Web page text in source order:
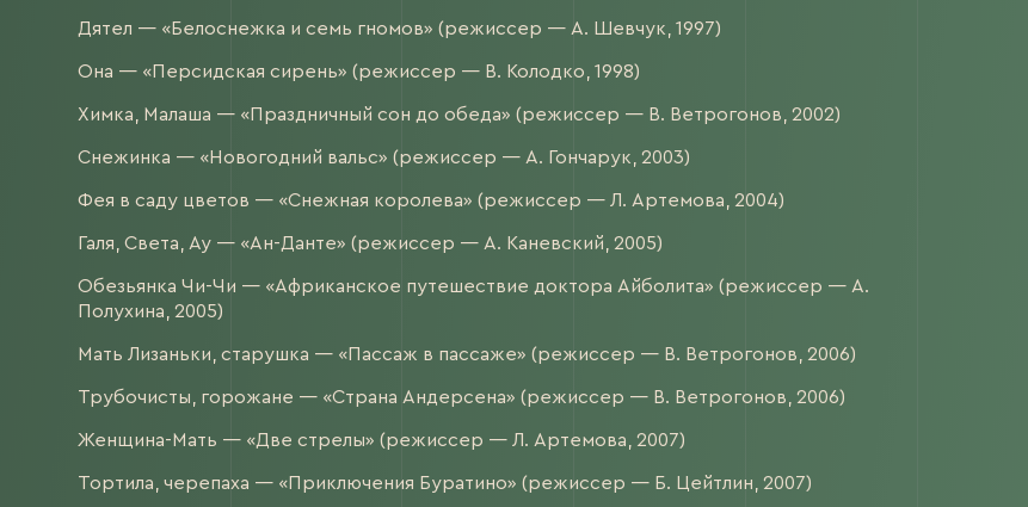
Дятел — «Белоснежка и семь гномов» (режиссер — А. Шевчук, 1997)
Она — «Персидская сирень» (режиссер — В. Колодко, 1998)
Химка, Малаша — «Праздничный сон до обеда» (режиссер — В. Ветрогонов, 2002)
Снежинка — «Новогодний вальс» (режиссер — А. Гончарук, 2003)
Фея в саду цветов — «Снежная королева» (режиссер — Л. Артемова, 2004)
Галя, Света, Ау — «Ан-Данте» (режиссер — А. Каневский, 2005)
Обезьянка Чи-Чи — «Африканское путешествие доктора Айболита» (режиссер — А.
Полухина, 2005)
Мать Лизаньки, старушка — «Пассаж в пассаже» (режиссер — В. Ветрогонов, 2006)
Трубочисты, горожане — «Страна Андерсена» (режиссер — В. Ветрогонов, 2006)
Женщина-Мать — «Две стрелы» (режиссер — Л. Артемова, 2007)
Тортила, черепаха — «Приключения Буратино» (режиссер — Б. Цейтлин, 2007)